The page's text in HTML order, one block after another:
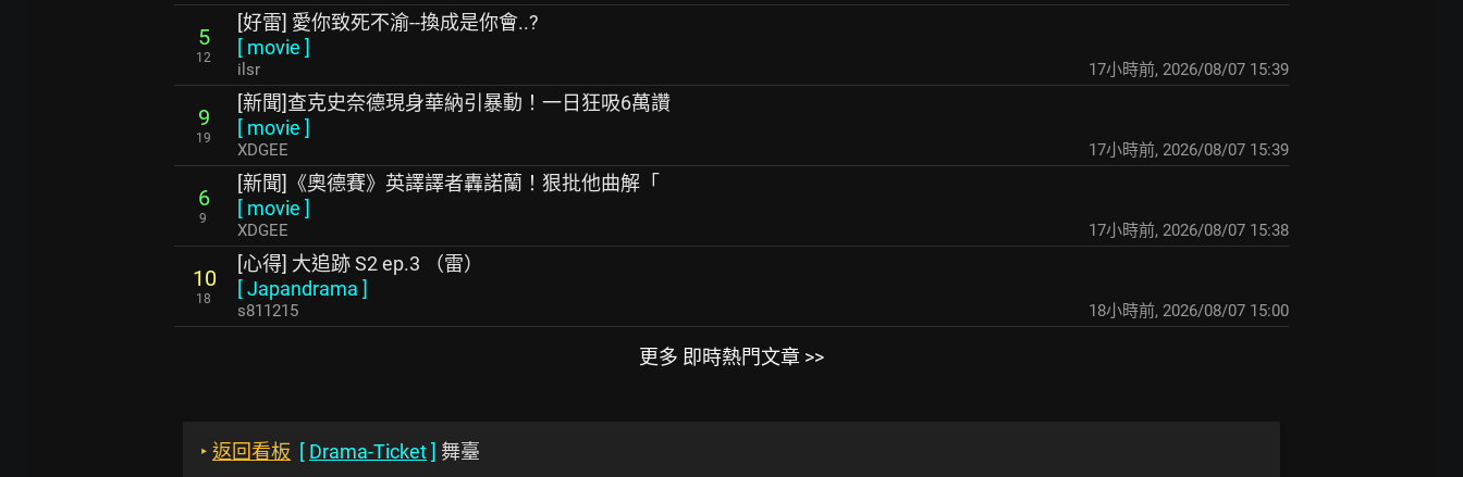
5
12
[好雷] 愛你致死不渝--換成是你會..?
[ movie ]
ilsr 17小時前, 2026/08/07 15:39
9
19
[新聞]查克史奈德現身華納引暴動！一日狂吸6萬讚
[ movie ]
XDGEE 17小時前, 2026/08/07 15:39
6
9
[新聞]《奧德賽》英譯譯者轟諾蘭！狠批他曲解「
[ movie ]
XDGEE 17小時前, 2026/08/07 15:38
10
18
[心得] 大追跡 S2 ep.3 （雷）
[Japandrama ]
s811215 18小時前, 2026/08/07 15:00
更多 即時熱門文章 >>
‣ 返回看板 [ Drama-Ticket] 舞臺